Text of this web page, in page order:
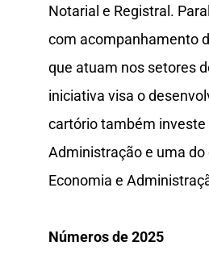
Notarial e Registral.
com acompanhamento
que atuam nos setores
iniciativa visa o
cartório também investe
Administração e uma
Economia e
Números de 2025